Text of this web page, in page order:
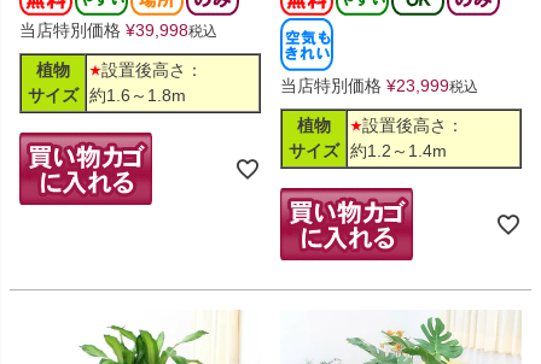
当店特別価格 ¥39,998税込
植物
サイズ
設置後高さ：
約1.6～1.8m
当店特別価格 ¥23,999税込
植物
サイズ
設置後高さ：
約1.2～1.4m